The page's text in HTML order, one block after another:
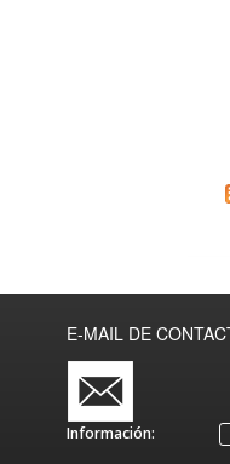
E-MAIL DE
Información: